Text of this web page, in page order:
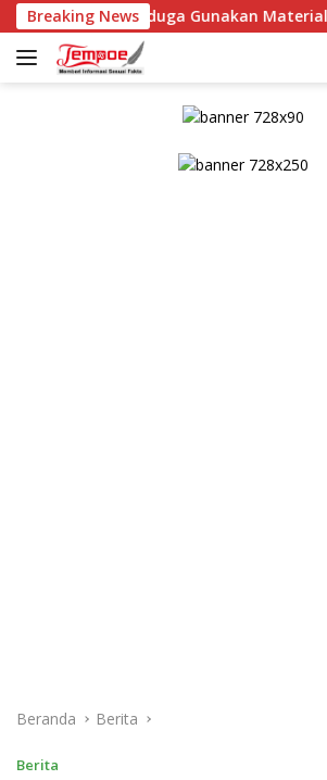
Langsung
ke
konten
Breaking News
Diduga Gunakan Material Tambang Ilegal
Beranda Berita
Berita